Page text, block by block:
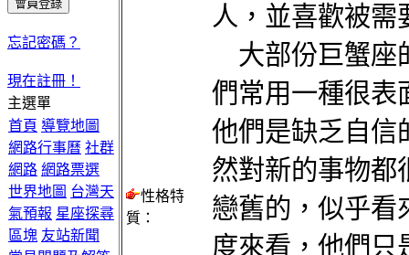
忘記密碼？
現在註冊！
主選單
首頁 導覽地圖
網路行事曆 社群
網路 網路票選
世界地圖 台灣天
氣預報 星座探尋
區塊 友站新聞
性格特
質：
人，並喜歡被需
大部份巨蟹座
們常用一種很表
他們是缺乏自信
然對新的事物都
戀舊的，似乎看
度來看，他們只